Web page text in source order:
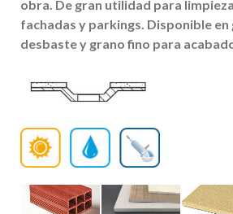
obra. De gran utilidad para
fachadas y parkings. Disponible
desbaste y grano fino para